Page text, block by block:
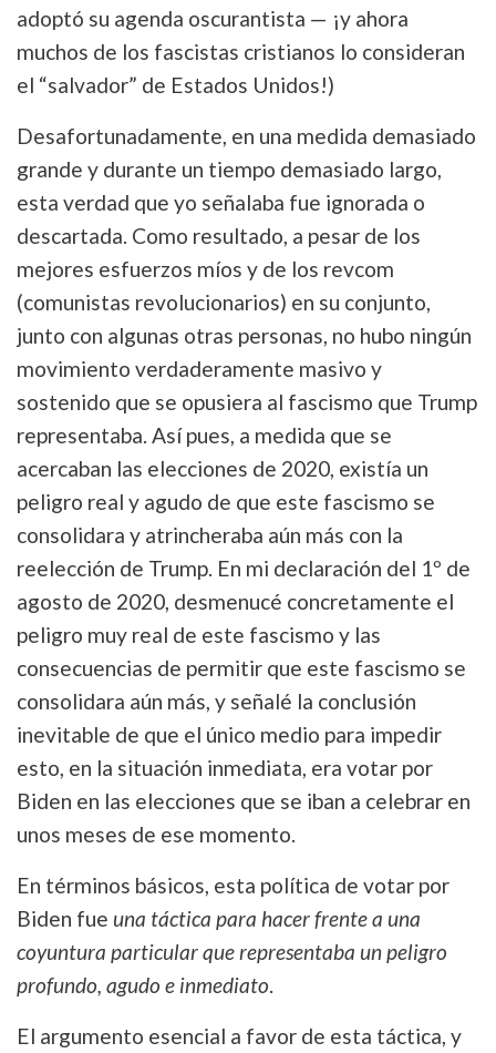
adoptó su agenda oscurantista — ¡y ahora
muchos de los fascistas cristianos lo consideran
el “salvador” de Estados Unidos!)
Desafortunadamente, en una medida demasiado
grande y durante un tiempo demasiado largo,
esta verdad que yo señalaba fue ignorada o
descartada. Como resultado, a pesar de los
mejores esfuerzos míos y de los revcom
(comunistas revolucionarios) en su conjunto,
junto con algunas otras personas, no hubo ningún
movimiento verdaderamente masivo y
sostenido que se opusiera al fascismo que Trump
representaba. Así pues, a medida que se
acercaban las elecciones de 2020, existía un
peligro real y agudo de que este fascismo se
consolidara y atrincheraba aún más con la
reelección de Trump. En mi declaración del 1º de
agosto de 2020, desmenucé concretamente el
peligro muy real de este fascismo y las
consecuencias de permitir que este fascismo se
consolidara aún más, y señalé la conclusión
inevitable de que el único medio para impedir
esto, en la situación inmediata, era votar por
Biden en las elecciones que se iban a celebrar en
unos meses de ese momento.
En términos básicos, esta política de votar por
Biden fue una táctica para hacer frente a una
coyuntura particular que representaba un peligro
profundo, agudo e inmediato.
El argumento esencial a favor de esta táctica, y